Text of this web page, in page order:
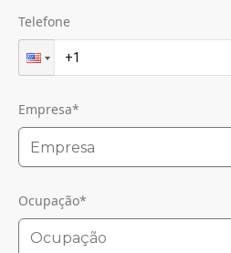
Telefone
Empresa*
Ocupação*
Ocupação